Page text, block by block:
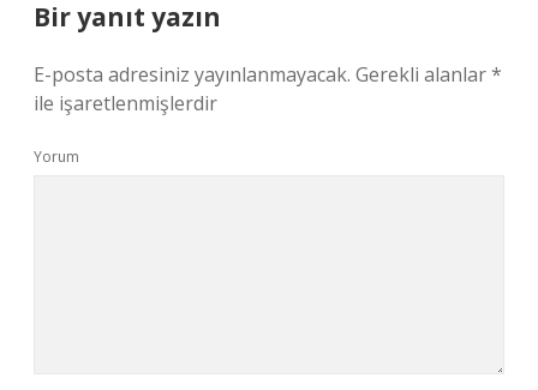
Bir yanıt yazın
E-posta adresiniz yayınlanmayacak. Gerekli alanlar*
ile işaretlenmişlerdir
Yorum